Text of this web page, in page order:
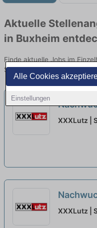
Alle Cookies
Einstellungen
Aktuelle
in Buxheim
Finde aktuelle Jobs im
Stellenangebote im Verkauf,
Logistik
XXXLutz |
Logistik
XXXLutz |